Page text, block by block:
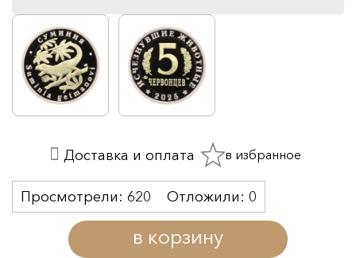
в корзину
Просмотрели: 620 Отложили: 0
Доставка и оплата в избранное